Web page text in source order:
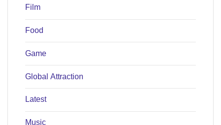
Film
Food
Game
Global Attraction
Latest